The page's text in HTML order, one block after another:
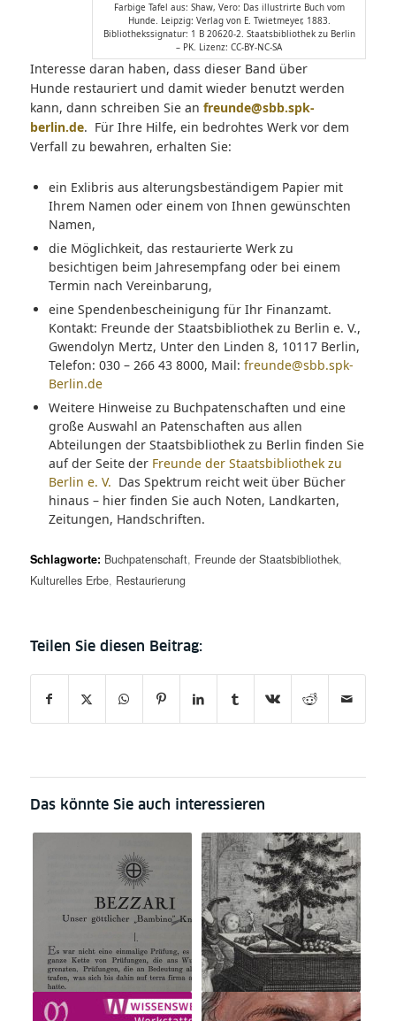
Farbige Tafel aus: Shaw, Vero: Das illustrirte Buch vom
Hunde. Leipzig: Verlag von E. Twietmeyer, 1883.
Bibliothekssignatur: 1 B 20620-2. Staatsbibliothek zu Berlin
– PK. Lizenz: CC-BY-NC-SA
Interesse daran haben, dass dieser Band über
Hunde restauriert und damit wieder benutzt werden
kann, dann schreiben Sie an freunde@sbb.spk-
berlin.de. Für Ihre Hilfe, ein bedrohtes Werk vor dem
Verfall zu bewahren, erhalten Sie:
ein Exlibris aus alterungsbeständigem Papier mit
Ihrem Namen oder einem von Ihnen gewünschten
Namen,
die Möglichkeit, das restaurierte Werk zu
besichtigen beim Jahresempfang oder bei einem
Termin nach Vereinbarung,
eine Spendenbescheinigung für Ihr Finanzamt.
Kontakt: Freunde der Staatsbibliothek zu Berlin e. V.,
Gwendolyn Mertz, Unter den Linden 8, 10117 Berlin,
Telefon: 030 – 266 43 8000, Mail: freunde@sbb.spk-
Berlin.de
Weitere Hinweise zu Buchpatenschaften und eine
große Auswahl an Patenschaften aus allen
Abteilungen der Staatsbibliothek zu Berlin finden Sie
auf der Seite der Freunde der Staatsbibliothek zu
Berlin e. V. Das Spektrum reicht weit über Bücher
hinaus – hier finden Sie auch Noten, Landkarten,
Zeitungen, Handschriften.
Schlagworte: Buchpatenschaft, Freunde der Staatsbibliothek,
Kulturelles Erbe, Restaurierung
Das könnte Sie auch interessieren